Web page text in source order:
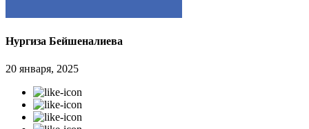
Нургиза Бейшеналиева
20 января, 2025